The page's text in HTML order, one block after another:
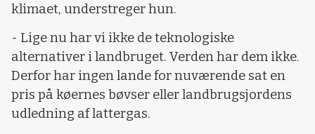
klimaet, understreger hun.
- Lige nu har vi ikke de teknologiske
alternativer i landbruget. Verden har dem ikke.
Derfor har ingen lande for nuværende sat en
pris på køernes bøvser eller landbrugsjordens
udledning af lattergas.